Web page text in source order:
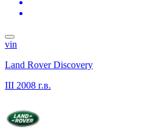
vin
Land Rover Discovery
III 2008 г.в.